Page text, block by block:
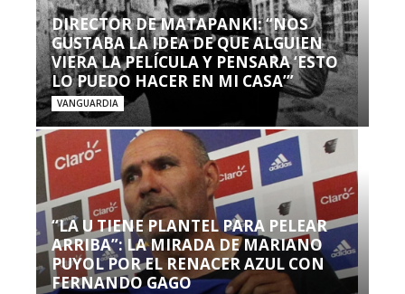
DIRECTOR DE MATAPANKI: “NOS
GUSTABA LA IDEA DE QUE ALGUIEN
VIERA LA PELÍCULA Y PENSARA ‘ESTO
LO PUEDO HACER EN MI CASA’”
VANGUARDIA
“LA U TIENE PLANTEL PARA PELEAR
ARRIBA”: LA MIRADA DE MARIANO
PUYOL POR EL RENACER AZUL CON
FERNANDO GAGO